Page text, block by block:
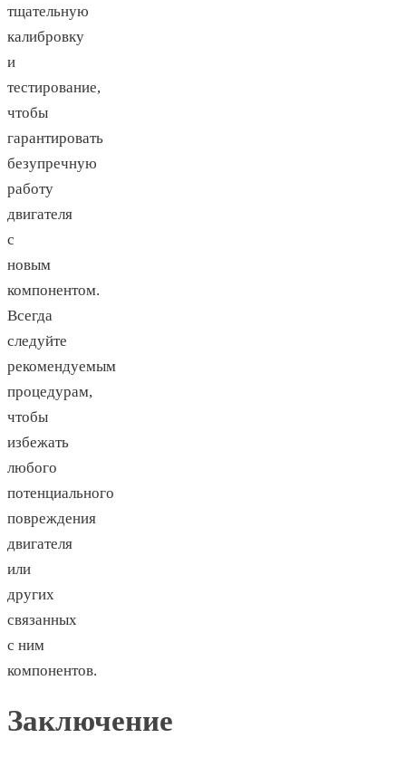
тщательную
калибровку
и
тестирование,
чтобы
гарантировать
безупречную
работу
двигателя
с
новым
компонентом.
Всегда
следуйте
рекомендуемым
процедурам,
чтобы
избежать
любого
потенциального
повреждения
двигателя
или
других
связанных
с ним
компонентов.
Заключение